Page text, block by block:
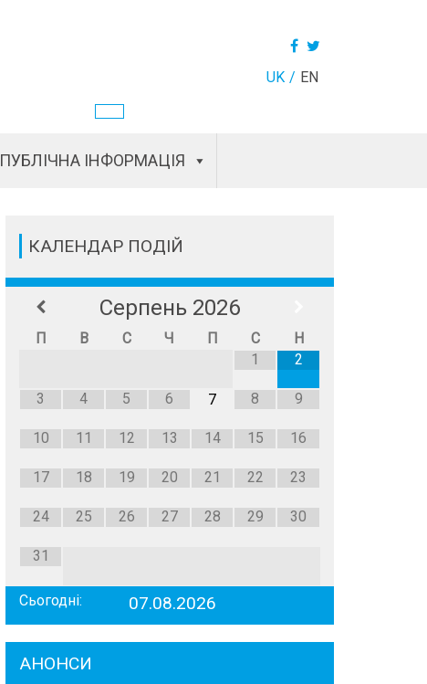
UK EN
ПУБЛІЧНА ІНФОРМАЦІЯ
КАЛЕНДАР ПОДІЙ
Серпень 2026
П В С Ч П С
Н
1
2
3 4 5 6 7 8 9
10 11 12 13 14 15 16
17 18 19 20 21 22 23
24 25 26 27 28 29 30
31
Сьогодні: 07.08.2026
АНОНСИ